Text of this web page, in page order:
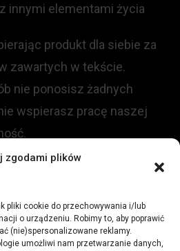
zgodami plików
pliki cookie do przechowywania i/lub
o urządzeniu. Robimy to, aby poprawić
(nie)spersonalizowane reklamy.
umożliwi nam przetwarzanie danych,
innymi elementami życia
produkt dla siebie za
zawartych w tekście.
nie ponosisz żadnych
wspierasz pracę naszej